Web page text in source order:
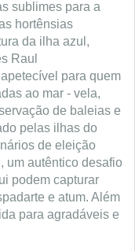
sublimes para a
hortênsias
da ilha azul,
Raul
para quem
ao mar - vela,
de baleias e
pelas ilhas do
de eleição
um autêntico desafio
podem capturar
e atum. Além
para agradáveis e